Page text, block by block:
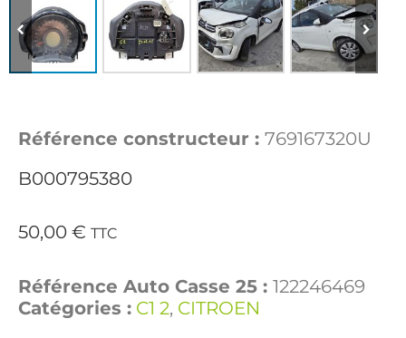
Référence constructeur : 769167320U
B000795380
50,00 € TTC
Référence Auto Casse 25 : 122246469
Catégories : C1 2, CITROEN